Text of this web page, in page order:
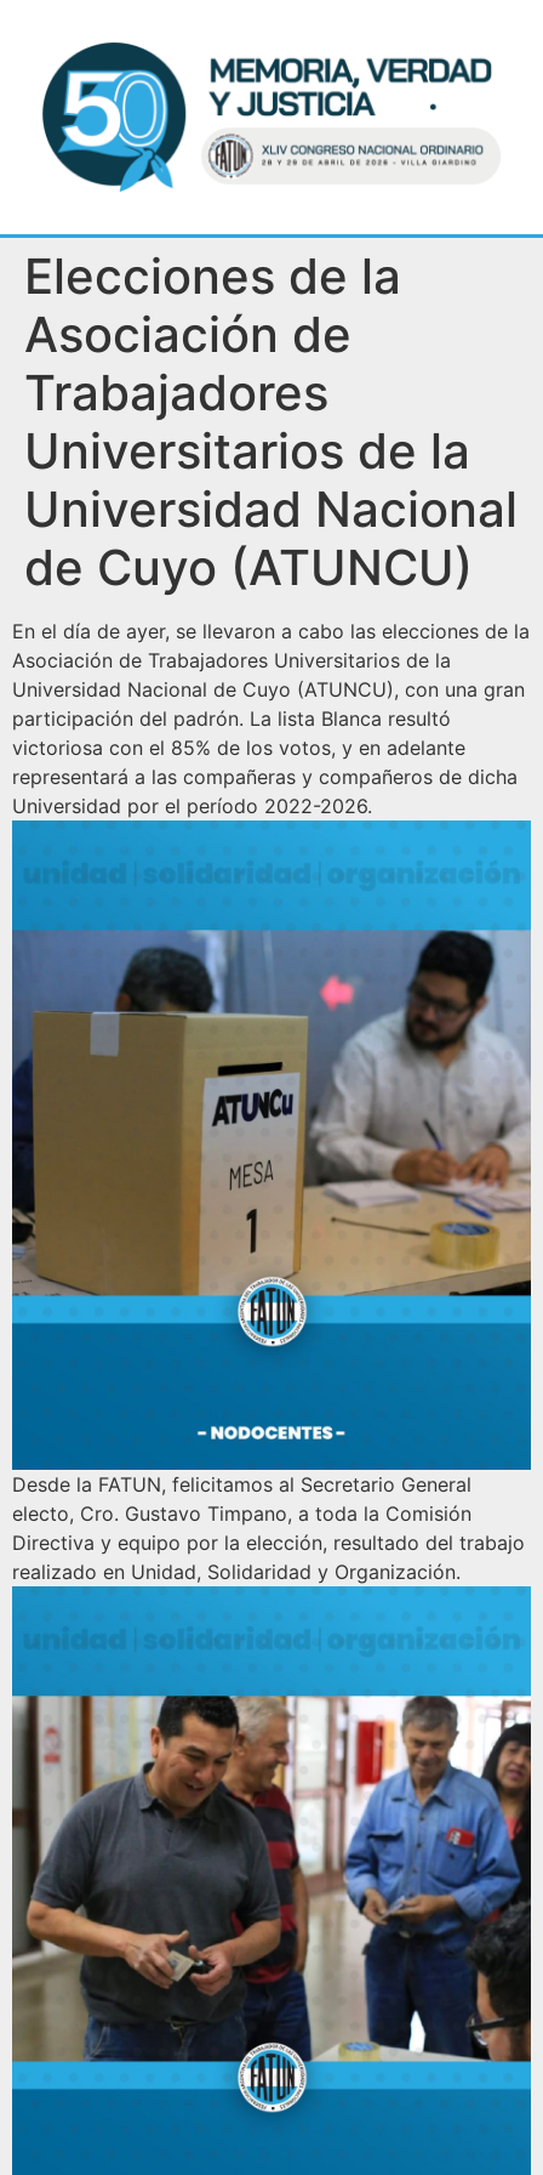
Elecciones de la
Asociación de
Trabajadores
Universitarios de la
Universidad Nacional
de Cuyo (ATUNCU)
En el día de ayer, se llevaron a cabo las elecciones de la
Asociación de Trabajadores Universitarios de la
Universidad Nacional de Cuyo (ATUNCU), con una gran
participación del padrón. La lista Blanca resultó
victoriosa con el 85% de los votos, y en adelante
representará a las compañeras y compañeros de dicha
Universidad por el período 2022-2026.
Desde la FATUN, felicitamos al Secretario General
electo, Cro. Gustavo Timpano, a toda la Comisión
Directiva y equipo por la elección, resultado del trabajo
realizado en Unidad, Solidaridad y Organización.